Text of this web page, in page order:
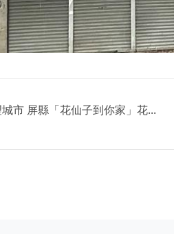
市 屏縣「花仙子到你家」花...